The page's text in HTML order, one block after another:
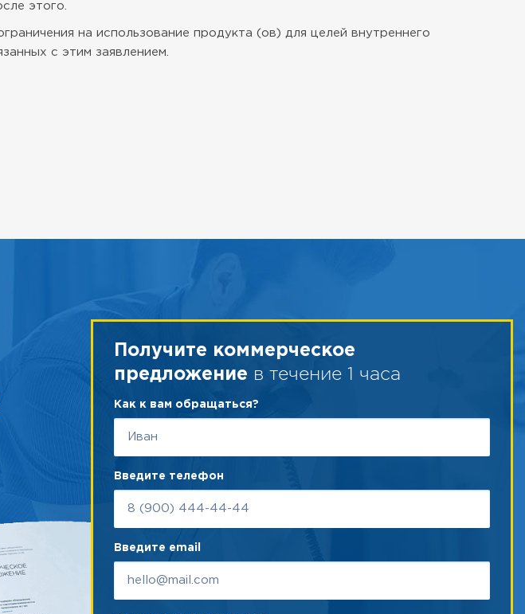
этого.
на использование продукта (ов) для целей внутреннего
с этим заявлением.
Получите коммерческое
предложение в течение 1 часа
Как к вам обращаться?
Введите телефон
Введите email